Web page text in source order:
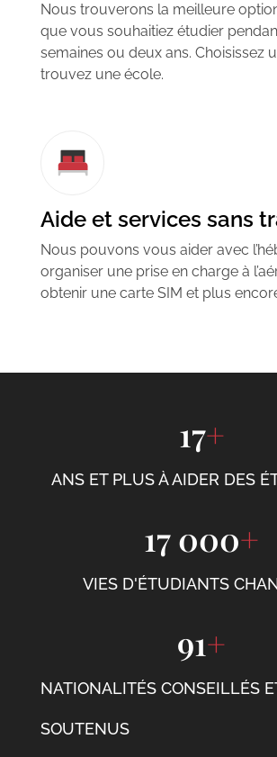
Nous trouverons la meilleure
que vous souhaitiez étudier
semaines ou deux ans. Choisissez
trouvez une école.
Aide et services sans
Nous pouvons vous aider avec
organiser une prise en charge à
obtenir une carte SIM et plus
ANS ET PLUS À AIDER DES
17+
VIES D'ÉTUDIANTS
17 000+
NATIONALITÉS CONSEILLÉS
SOUTENUS
91+